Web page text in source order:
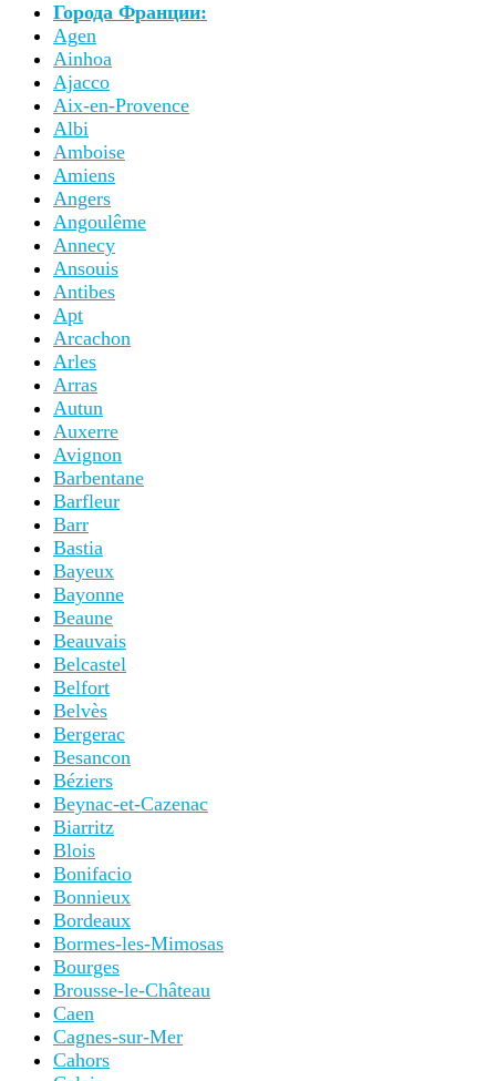
Города Франции:
Agen
Ainhoa
Ajacco
Aix-en-Provence
Albi
Amboise
Amiens
Angers
Angoulême
Annecy
Ansouis
Antibes
Apt
Arcachon
Arles
Arras
Autun
Auxerre
Avignon
Barbentane
Barfleur
Barr
Bastia
Bayeux
Bayonne
Beaune
Beauvais
Belcastel
Belfort
Belvès
Bergerac
Besancon
Béziers
Beynac-et-Cazenac
Biarritz
Blois
Bonifacio
Bonnieux
Bordeaux
Bormes-les-Mimosas
Bourges
Brousse-le-Château
Caen
Cagnes-sur-Mer
Cahors